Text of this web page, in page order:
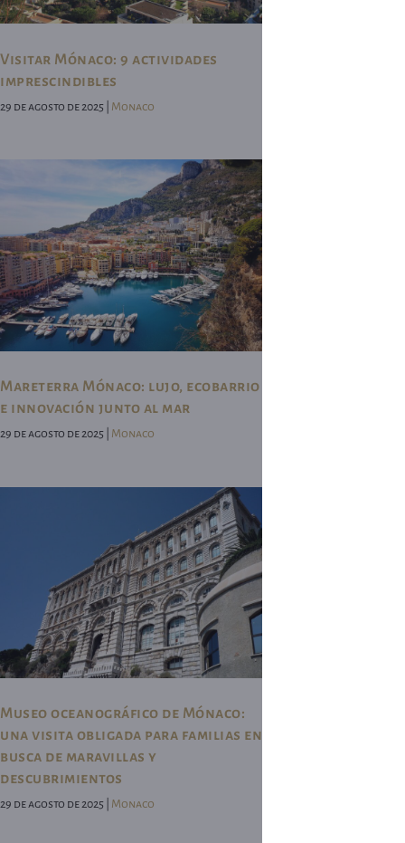
Visitar Mónaco: 9 actividades
imprescindibles
29 de agosto de 2025 | Monaco
Mareterra Mónaco: lujo, ecobarrio
e innovación junto al mar
29 de agosto de 2025 | Monaco
Museo oceanográfico de Mónaco:
una visita obligada para familias en
busca de maravillas y
descubrimientos
29 de agosto de 2025 | Monaco